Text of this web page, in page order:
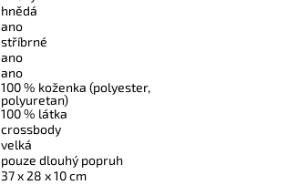
hnědá
ano
stříbrné
ano
ano
100 % koženka (polyester,
polyuretan)
100 % látka
crossbody
velká
pouze dlouhý popruh
37 x 28 x 10 cm